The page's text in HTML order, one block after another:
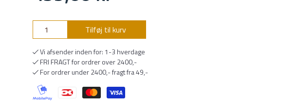
Tilføj til kurv
Vi afsender inden for: 1-3 hverdage
FRI FRAGT for ordrer over 2400,-
For ordrer under 2400,- fragt fra 49,-